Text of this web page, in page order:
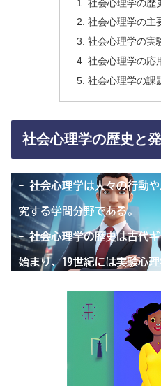
社会心理学の歴
社会心理学の主
社会心理学の実
社会心理学の応
社会心理学の課
社会心理学の歴史と